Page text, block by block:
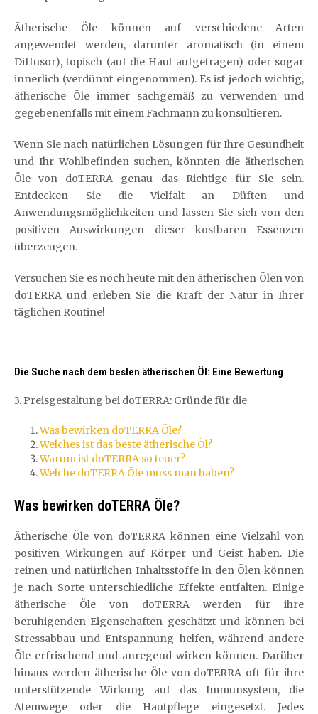
Ätherische Öle können auf verschiedene Arten
angewendet werden, darunter aromatisch (in einem
Diffusor), topisch (auf die Haut aufgetragen) oder sogar
innerlich (verdünnt eingenommen). Es ist jedoch wichtig,
ätherische Öle immer sachgemäß zu verwenden und
gegebenenfalls mit einem Fachmann zu konsultieren.
Wenn Sie nach natürlichen Lösungen für Ihre Gesundheit
und Ihr Wohlbefinden suchen, könnten die ätherischen
Öle von doTERRA genau das Richtige für Sie sein.
Entdecken Sie die Vielfalt an Düften und
Anwendungsmöglichkeiten und lassen Sie sich von den
positiven Auswirkungen dieser kostbaren Essenzen
überzeugen.
Versuchen Sie es noch heute mit den ätherischen Ölen von
doTERRA und erleben Sie die Kraft der Natur in Ihrer
täglichen Routine!
Die Suche nach dem besten ätherischen Öl: Eine Bewertung
3. Preisgestaltung bei doTERRA: Gründe für die
Was bewirken doTERRA Öle?
Welches ist das beste ätherische Öl?
Warum ist doTERRA so teuer?
Welche doTERRA Öle muss man haben?
Was bewirken doTERRA Öle?
Ätherische Öle von doTERRA können eine Vielzahl von
positiven Wirkungen auf Körper und Geist haben. Die
reinen und natürlichen Inhaltsstoffe in den Ölen können
je nach Sorte unterschiedliche Effekte entfalten. Einige
ätherische Öle von doTERRA werden für ihre
beruhigenden Eigenschaften geschätzt und können bei
Stressabbau und Entspannung helfen, während andere
Öle erfrischend und anregend wirken können. Darüber
hinaus werden ätherische Öle von doTERRA oft für ihre
unterstützende Wirkung auf das Immunsystem, die
Atemwege oder die Hautpflege eingesetzt. Jedes